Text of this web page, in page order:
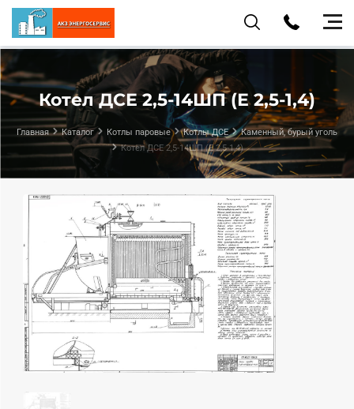
Котел ДСЕ 2,5-14ШП (Е 2,5-1,4)
Главная Каталог Котлы паровые Котлы ДСЕ
Каменный, бурый уголь
Котел ДСЕ 2,5-14ШП (Е 2,5-1,4)